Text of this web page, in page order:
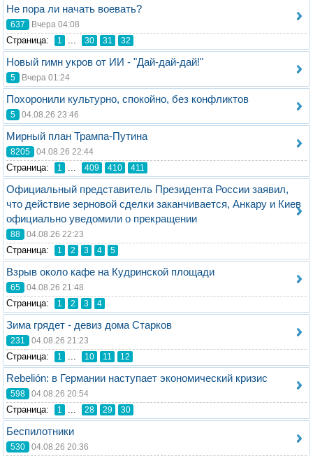
Не пора ли начать воевать?
637 Вчера 04:08
Стрaница: 1 30 31 32
Новый гимн укров от ИИ - "Дай-дай-дай!"
5 Вчера 01:24
Похоронили культурно, спокойно, без конфликтов
5 04.08.26 23:46
Мирный план Трампа-Путина
8205 04.08.26 22:44
Стрaница: 1 409 410 411
Официальный представитель Президента России заявил,
что действие зерновой сделки заканчивается, Анкару и Киев
официально уведомили о прекращении
88 04.08.26 22:23
Стрaница: 1 2 3 4 5
Взрыв около кафе на Кудринской площади
65 04.08.26 21:48
Стрaница: 1 2 3 4
Зима грядет - девиз дома Старков
231 04.08.26 21:23
Стрaница: 1 10 11 12
Rebelión: в Германии наступает экономический кризис
598 04.08.26 20:54
Стрaница: 1 28 29 30
Беспилотники
530 04.08.26 20:36